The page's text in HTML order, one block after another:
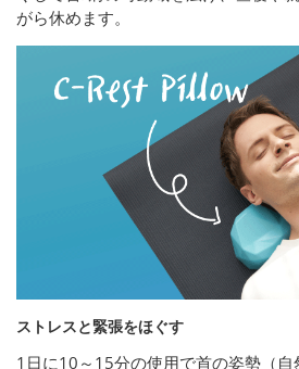
がら休めます。
ストレスと緊張をほぐす
1日に10～15分の使用で首の姿勢（自